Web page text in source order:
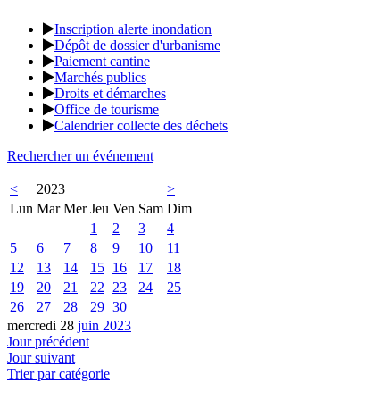
Inscription alerte inondation
Dépôt de dossier d'urbanisme
Paiement cantine
Marchés publics
Droits et démarches
Office de tourisme
Calendrier collecte des déchets
Rechercher un événement
< 2023
>
Lun Mar Mer Jeu Ven Sam Dim
1
2 3
4
5
6 7 8 9 10
11
12
13 14 15 16 17
18
19
20 21 22 23 24
25
26
27 28 29 30
mercredi 28 juin 2023
Jour précédent
Jour suivant
Trier par catégorie